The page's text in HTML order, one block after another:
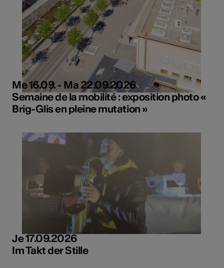
Me 16.09. - Ma 22.09.2026
Semaine de la mobilité : exposition photo «
Brig-Glis en pleine mutation »
Je 17.09.2026
Im Takt der Stille